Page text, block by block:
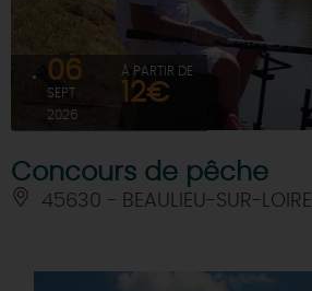
06
SEPT
2026
À PARTIR DE
12€
Concours de pêche
45630 - BEAULIEU-SUR-LOIRE